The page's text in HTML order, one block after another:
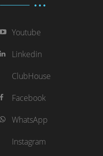
Youtube
Linkedin
ClubHouse
Facebook
WhatsApp
Instagram